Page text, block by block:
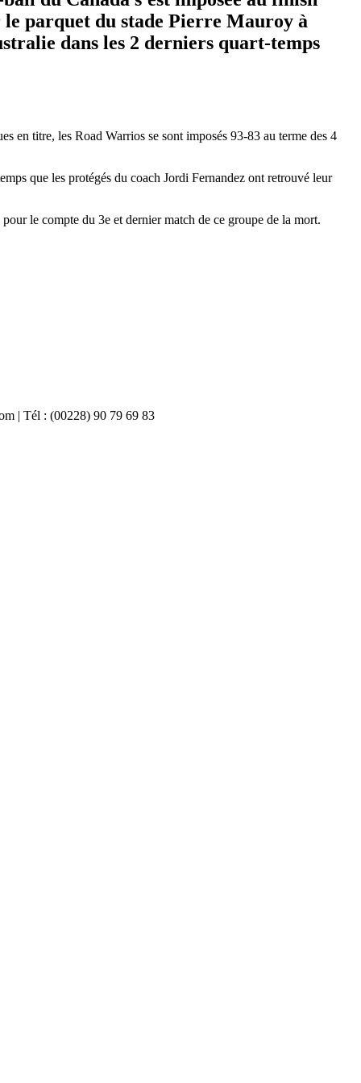
parquet du stade Pierre Mauroy à
dans les 2 derniers quart-temps
en titre, les Road Warrios se sont imposés 93-83 au terme des 4
que les protégés du coach Jordi Fernandez ont retrouvé leur
le compte du 3e et dernier match de ce groupe de la mort.
| Tél : (00228) 90 79 69 83